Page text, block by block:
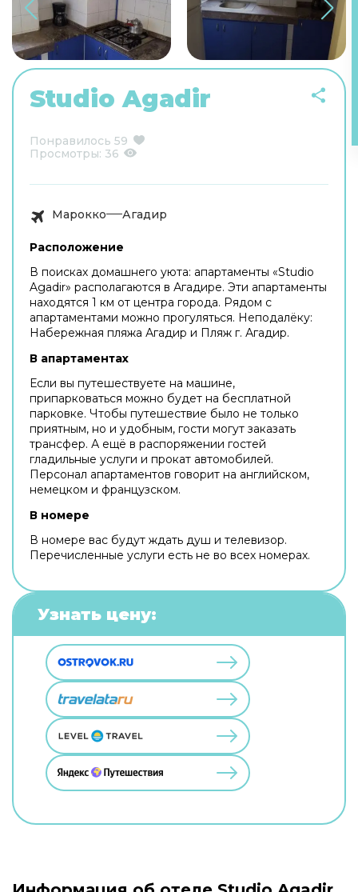
Studio Agadir
Понравилось 59
Просмотры: 36
Марокко Агадир
Расположение
В поисках домашнего уюта: апартаменты «Studio
Agadir» располагаются в Агадире. Эти апартаменты
находятся 1 км от центра города. Рядом с
апартаментами можно прогуляться. Неподалёку:
Набережная пляжа Агадир и Пляж г. Агадир.
В апартаментах
Если вы путешествуете на машине,
припарковаться можно будет на бесплатной
парковке. Чтобы путешествие было не только
приятным, но и удобным, гости могут заказать
трансфер. А ещё в распоряжении гостей
гладильные услуги и прокат автомобилей.
Персонал апартаментов говорит на английском,
немецком и французском.
В номере
В номере вас будут ждать душ и телевизор.
Перечисленные услуги есть не во всех номерах.
Узнать цену: